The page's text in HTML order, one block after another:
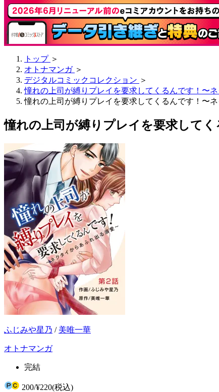
トップ ＞
オトナマンガ ＞
デジタルコミックコレクション ＞
憧れの上司が縛りプレイを要求してくるんです！〜
憧れの上司が縛りプレイを要求してくるんです！〜
憧れの上司が縛りプレイを要求して
ふじみや星乃 / 美唯一華
オトナマンガ
完結
200/¥220(税込)